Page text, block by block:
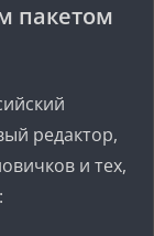
пакетом
редактор,
и тех,